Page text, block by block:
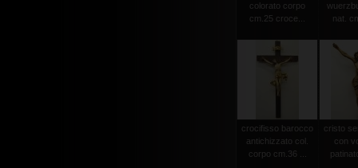
colorato corpo
cm.25 croce...
nat.
crocifisso barocco
antichizzato col.
corpo cm.36 ...
cristo
con